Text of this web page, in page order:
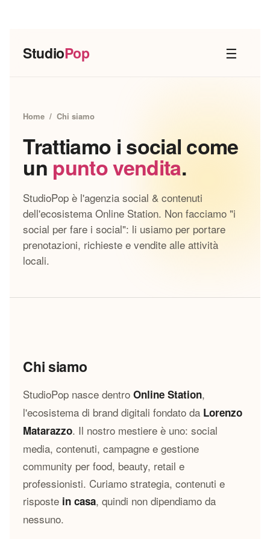
StudioPop ☰
Home / Chi siamo
Trattiamo i social come
un punto vendita.
StudioPop è l'agenzia social & contenuti
dell'ecosistema Online Station. Non facciamo "i
social per fare i social": li usiamo per portare
prenotazioni, richieste e vendite alle attività
locali.
Chi siamo
StudioPop nasce dentroOnline Station,
l'ecosistema di brand digitali fondato da Lorenzo
Matarazzo. Il nostro mestiere è uno: social
media, contenuti, campagne e gestione
community per food, beauty, retail e
professionisti. Curiamo strategia, contenuti e
risposte in casa, quindi non dipendiamo da
nessuno.